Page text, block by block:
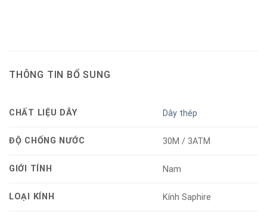
THÔNG TIN BỔ SUNG
CHẤT LIỆU DÂY Dây thép
ĐỘ CHỐNG NƯỚC 30M / 3ATM
GIỚI TÍNH Nam
LOẠI KÍNH Kính Saphire